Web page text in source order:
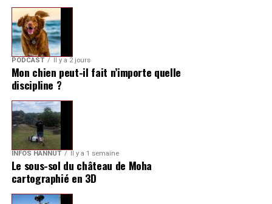
PODCAST Il y a 2 jours
Mon chien peut-il fait n’importe quelle
discipline ?
INFOS HANNUT Il y a 1 semaine
Le sous-sol du château de Moha
cartographié en 3D